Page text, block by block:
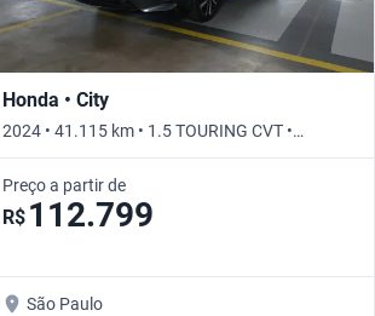
Honda • City
2024 • 41.115 km • 1.5 TOURING CVT •
Automático
Preço a partir de
R$ 112.799
São Paulo